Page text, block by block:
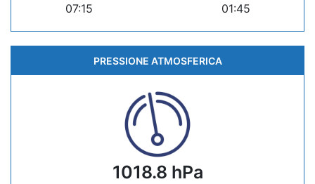
07:15 01:45
PRESSIONE ATMOSFERICA
1018.8 hPa